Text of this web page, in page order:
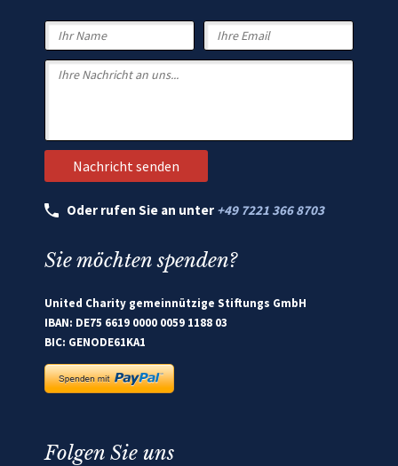
Oder rufen Sie an unter +49 7221 366 8703
Sie möchten spenden?
United Charity gemeinnützige Stiftungs GmbH
IBAN: DE75 6619 0000 0059 1188 03
BIC: GENODE61KA1
Folgen Sie uns